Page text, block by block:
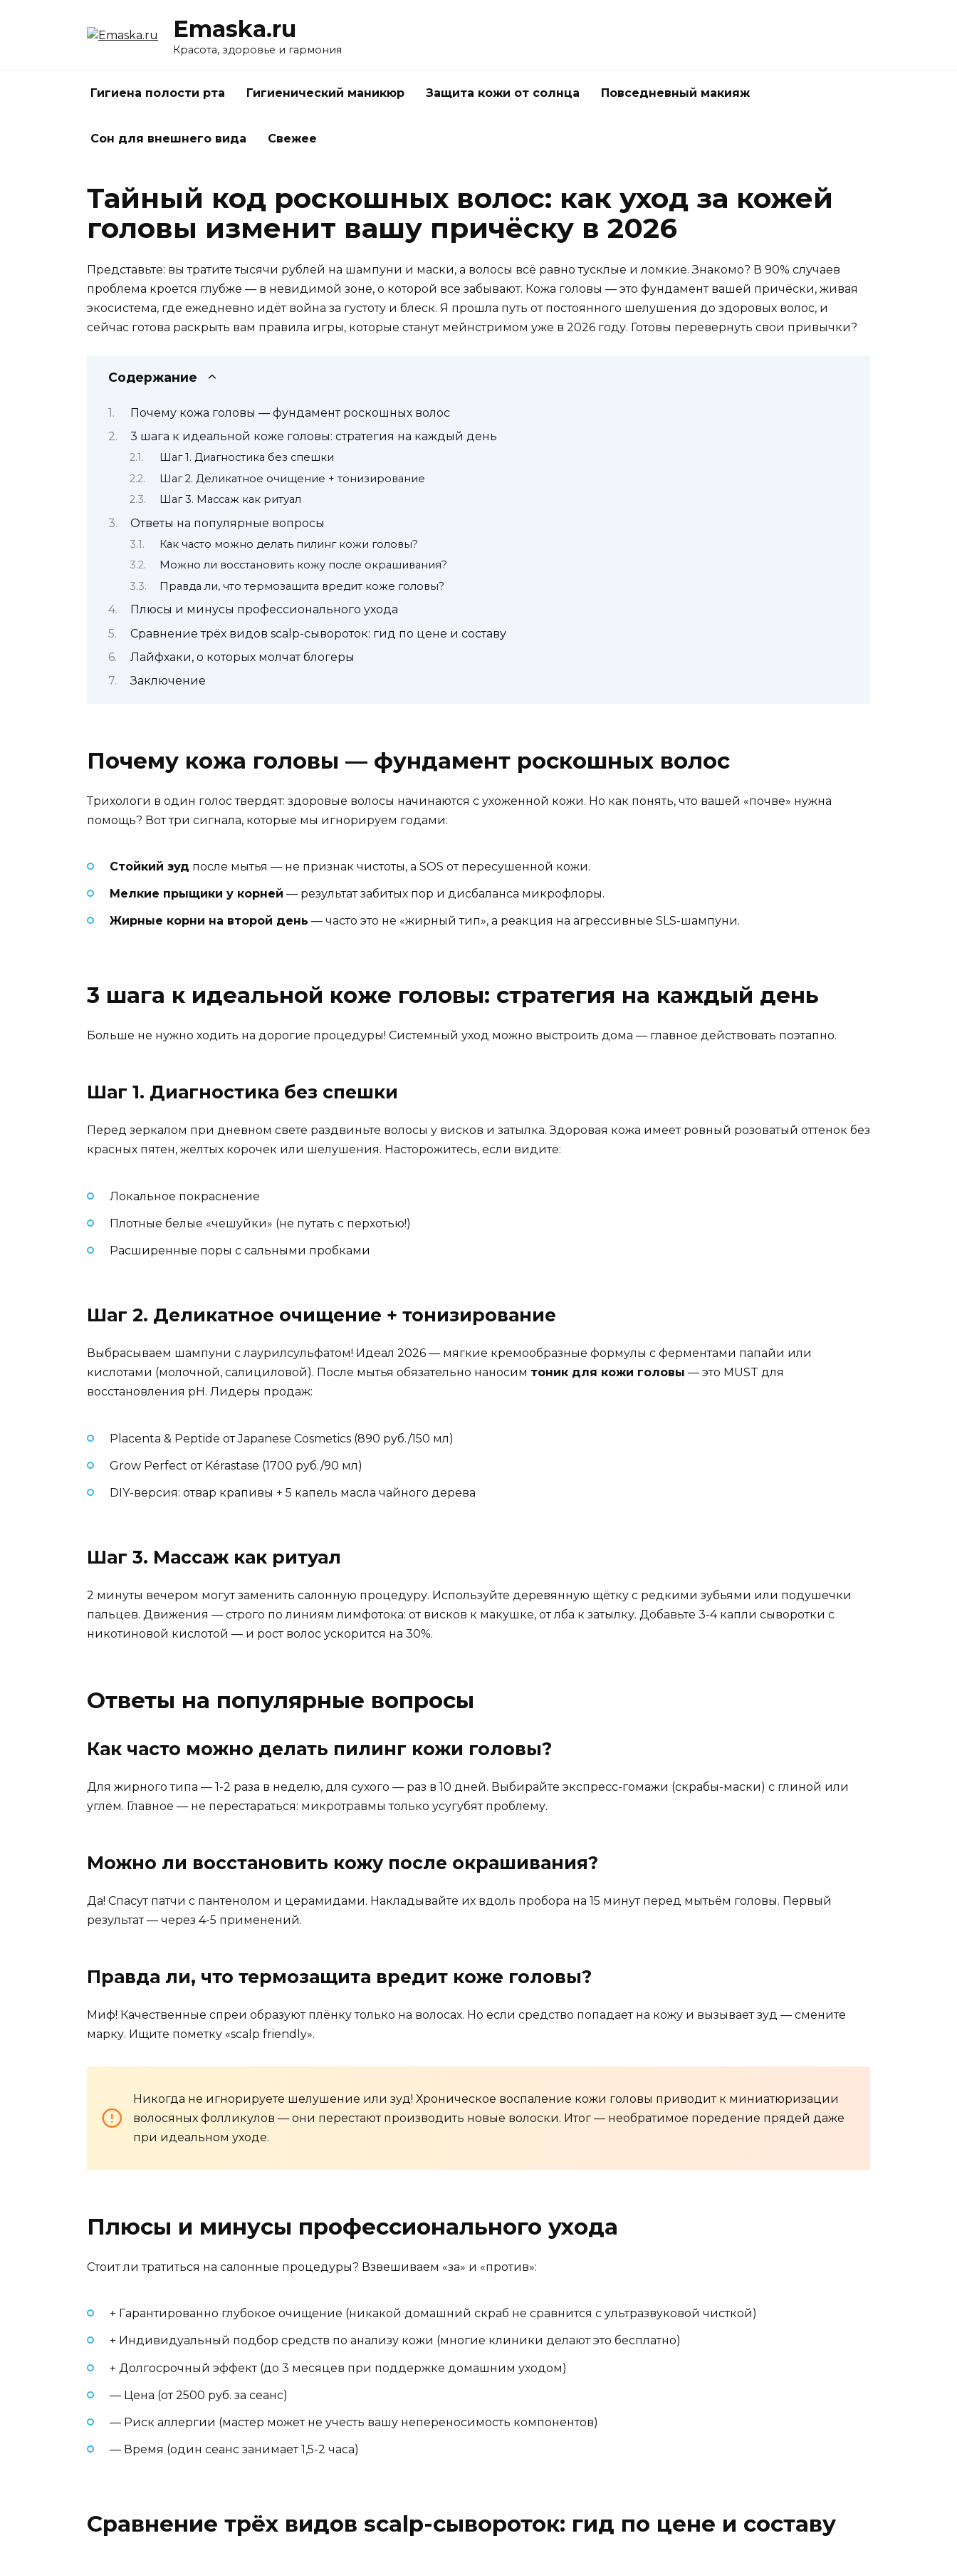
Emaska.ru
Красота, здоровье и гармония
Гигиена полости рта Гигиенический маникюр Защита кожи от солнца Повседневный макияж
Сон для внешнего вида Свежее
Тайный код роскошных волос: как уход за кожей
головы изменит вашу причёску в 2026
Представьте: вы тратите тысячи рублей на шампуни и маски, а волосы всё равно тусклые и ломкие. Знакомо? В 90% случаев
проблема кроется глубже — в невидимой зоне, о которой все забывают. Кожа головы — это фундамент вашей причёски, живая
экосистема, где ежедневно идёт война за густоту и блеск. Я прошла путь от постоянного шелушения до здоровых волос, и
сейчас готова раскрыть вам правила игры, которые станут мейнстримом уже в 2026 году. Готовы перевернуть свои привычки?
Содержание
Почему кожа головы — фундамент роскошных волос
3 шага к идеальной коже головы: стратегия на каждый день
Шаг 1. Диагностика без спешки
Шаг 2. Деликатное очищение + тонизирование
Шаг 3. Массаж как ритуал
Ответы на популярные вопросы
Как часто можно делать пилинг кожи головы?
Можно ли восстановить кожу после окрашивания?
Правда ли, что термозащита вредит коже головы?
Плюсы и минусы профессионального ухода
Сравнение трёх видов scalp-сывороток: гид по цене и составу
Лайфхаки, о которых молчат блогеры
Заключение
Почему кожа головы — фундамент роскошных волос
Трихологи в один голос твердят: здоровые волосы начинаются с ухоженной кожи. Но как понять, что вашей «почве» нужна
помощь? Вот три сигнала, которые мы игнорируем годами:
Стойкий зуд после мытья — не признак чистоты, а SOS от пересушенной кожи.
Мелкие прыщики у корней — результат забитых пор и дисбаланса микрофлоры.
Жирные корни на второй день — часто это не «жирный тип», а реакция на агрессивные SLS-шампуни.
3 шага к идеальной коже головы: стратегия на каждый день
Больше не нужно ходить на дорогие процедуры! Системный уход можно выстроить дома — главное действовать поэтапно.
Шаг 1. Диагностика без спешки
Перед зеркалом при дневном свете раздвиньте волосы у висков и затылка. Здоровая кожа имеет ровный розоватый оттенок без
красных пятен, жёлтых корочек или шелушения. Насторожитесь, если видите:
Локальное покраснение
Плотные белые «чешуйки» (не путать с перхотью!)
Расширенные поры с сальными пробками
Шаг 2. Деликатное очищение + тонизирование
Выбрасываем шампуни с лаурилсульфатом! Идеал 2026 — мягкие кремообразные формулы с ферментами папайи или
кислотами (молочной, салициловой). После мытья обязательно наносим тоник для кожи головы — это MUST для
восстановления pH. Лидеры продаж:
Placenta & Peptide от Japanese Cosmetics (890 руб./150 мл)
Grow Perfect от Kérastase (1700 руб./90 мл)
DIY-версия: отвар крапивы + 5 капель масла чайного дерева
Шаг 3. Массаж как ритуал
2 минуты вечером могут заменить салонную процедуру. Используйте деревянную щётку с редкими зубьями или подушечки
пальцев. Движения — строго по линиям лимфотока: от висков к макушке, от лба к затылку. Добавьте 3-4 капли сыворотки с
никотиновой кислотой — и рост волос ускорится на 30%.
Ответы на популярные вопросы
Как часто можно делать пилинг кожи головы?
Для жирного типа — 1-2 раза в неделю, для сухого — раз в 10 дней. Выбирайте экспресс-гомажи (скрабы-маски) с глиной или
углём. Главное — не перестараться: микротравмы только усугубят проблему.
Можно ли восстановить кожу после окрашивания?
Да! Спасут патчи с пантенолом и церамидами. Накладывайте их вдоль пробора на 15 минут перед мытьём головы. Первый
результат — через 4-5 применений.
Правда ли, что термозащита вредит коже головы?
Миф! Качественные спреи образуют плёнку только на волосах. Но если средство попадает на кожу и вызывает зуд — смените
марку. Ищите пометку «scalp friendly».
Никогда не игнорируете шелушение или зуд! Хроническое воспаление кожи головы приводит к миниатюризации
волосяных фолликулов — они перестают производить новые волоски. Итог — необратимое поредение прядей даже
при идеальном уходе.
Плюсы и минусы профессионального ухода
Стоит ли тратиться на салонные процедуры? Взвешиваем «за» и «против»:
+ Гарантированно глубокое очищение (никакой домашний скраб не сравнится с ультразвуковой чисткой)
+ Индивидуальный подбор средств по анализу кожи (многие клиники делают это бесплатно)
+ Долгосрочный эффект (до 3 месяцев при поддержке домашним уходом)
— Цена (от 2500 руб. за сеанс)
— Риск аллергии (мастер может не учесть вашу непереносимость компонентов)
— Время (один сеанс занимает 1,5-2 часа)
Сравнение трёх видов scalp-сывороток: гид по цене и составу